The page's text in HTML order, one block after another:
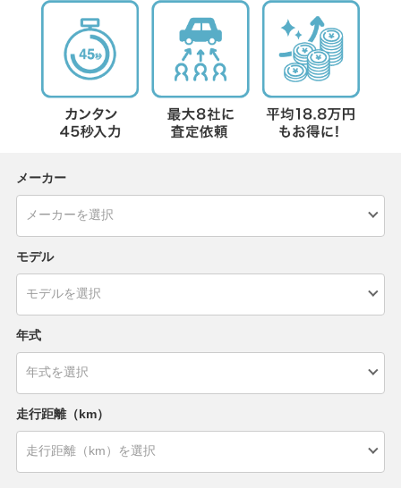
メーカー
モデル
年式
走行距離（km）